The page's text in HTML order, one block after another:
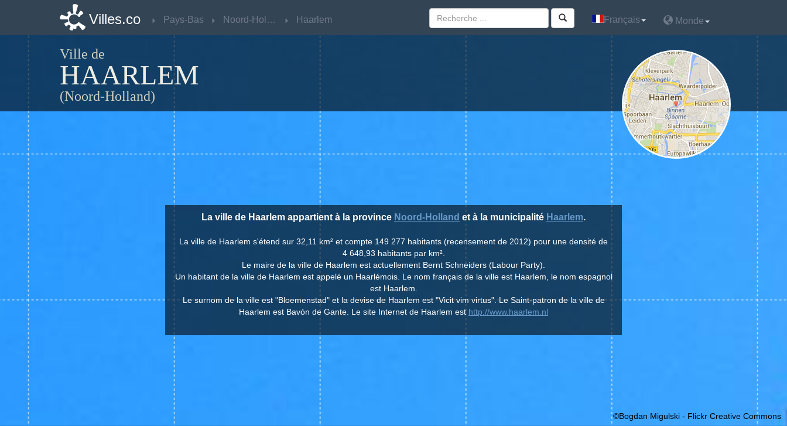
Villes.co Pays-Bas Noord-Holland Haarlem Français Monde
Ville de
HAARLEM
(Noord-Holland)
La ville de Haarlem appartient à la province Noord-Holland et à la municipalité Haarlem.
La ville de Haarlem s'étend sur 32,11 km² et compte 149 277 habitants (recensement de 2012) pour une densité de
4 648,93 habitants par km².
Le maire de la ville de Haarlem est actuellement Bernt Schneiders (Labour Party).
Un habitant de la ville de Haarlem est appelé un Haarlémois. Le nom français de la ville est Haarlem, le nom espagnol
est Haarlem.
Le surnom de la ville est "Bloemenstad" et la devise de Haarlem est "Vicit vim virtus". Le Saint-patron de la ville de
Haarlem est Bavón de Gante. Le site Internet de Haarlem est http://www.haarlem.nl
©Bogdan Migulski - Flickr Creative Commons
Villes.co Pays-Bas Noord-Holland Haarlem Français Monde